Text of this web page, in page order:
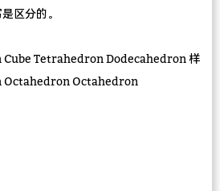
区分的。
Cube Tetrahedron Dodecahedron 样
Octahedron Octahedron